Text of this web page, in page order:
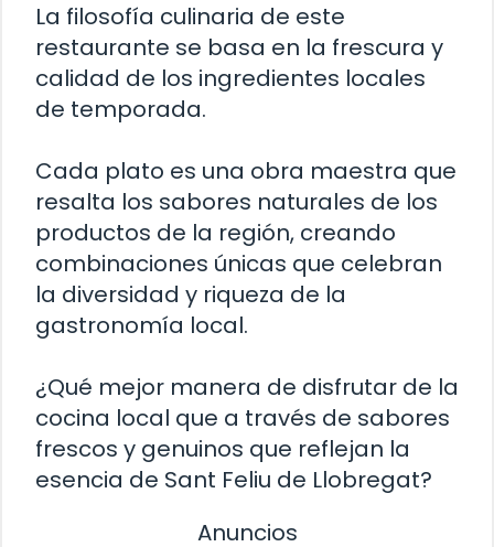
La filosofía culinaria de este
restaurante se basa en la frescura y
calidad de los ingredientes locales
de temporada.
Cada plato es una obra maestra que
resalta los sabores naturales de los
productos de la región, creando
combinaciones únicas que celebran
la diversidad y riqueza de la
gastronomía local.
¿Qué mejor manera de disfrutar de la
cocina local que a través de sabores
frescos y genuinos que reflejan la
esencia de Sant Feliu de Llobregat?
Anuncios